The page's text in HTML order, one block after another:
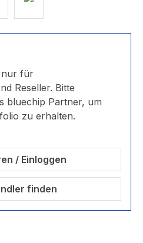
nur für
Reseller. Bitte
bluechip Partner, um
zu erhalten.
/ Einloggen
finden